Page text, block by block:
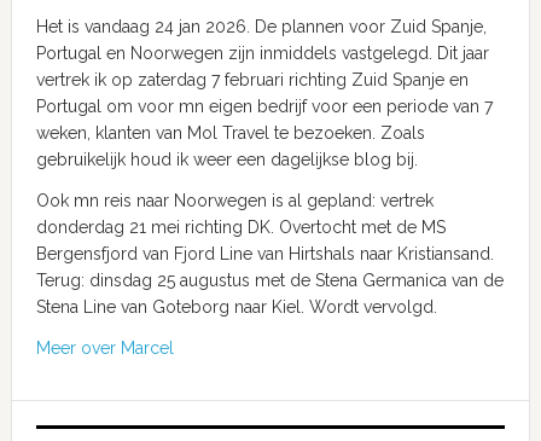
Het is vandaag 24 jan 2026. De plannen voor Zuid Spanje,
Portugal en Noorwegen zijn inmiddels vastgelegd. Dit jaar
vertrek ik op zaterdag 7 februari richting Zuid Spanje en
Portugal om voor mn eigen bedrijf voor een periode van 7
weken, klanten van Mol Travel te bezoeken. Zoals
gebruikelijk houd ik weer een dagelijkse blog bij.
Ook mn reis naar Noorwegen is al gepland: vertrek
donderdag 21 mei richting DK. Overtocht met de MS
Bergensfjord van Fjord Line van Hirtshals naar Kristiansand.
Terug: dinsdag 25 augustus met de Stena Germanica van de
Stena Line van Goteborg naar Kiel. Wordt vervolgd.
Meer over Marcel